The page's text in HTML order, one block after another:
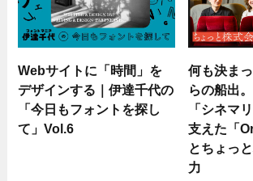
Webサイトに「時間」を
デザインする｜伊達千代の
「今日もフォントを探し
て」Vol.6
何も決ま
らの船出
「シネマ
支えた「
とちょっ
力